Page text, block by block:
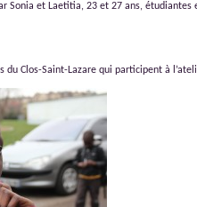
Sonia et Laetitia, 23 et 27 ans, étudiantes
du Clos-Saint-Lazare qui participent à